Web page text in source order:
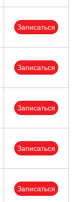
Записаться
Записаться
Записаться
Записаться
Записаться